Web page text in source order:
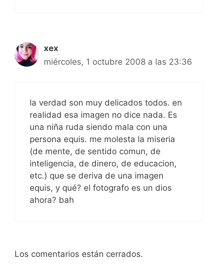
xex
miércoles, 1 octubre 2008 a las 23:36
la verdad son muy delicados todos. en
realidad esa imagen no dice nada. Es
una niña ruda siendo mala con una
persona equis. me molesta la miseria
(de mente, de sentido comun, de
inteligencia, de dinero, de educacion,
etc.) que se deriva de una imagen
equis, y qué? el fotografo es un dios
ahora? bah
Los comentarios están cerrados.